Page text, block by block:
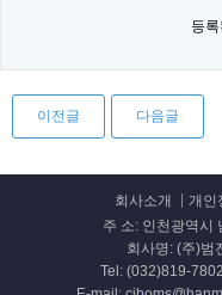
등
이전글 다음글
회사소개 개인
주 소: 인천광역시
회사명: (주)범
Tel: (032)819-